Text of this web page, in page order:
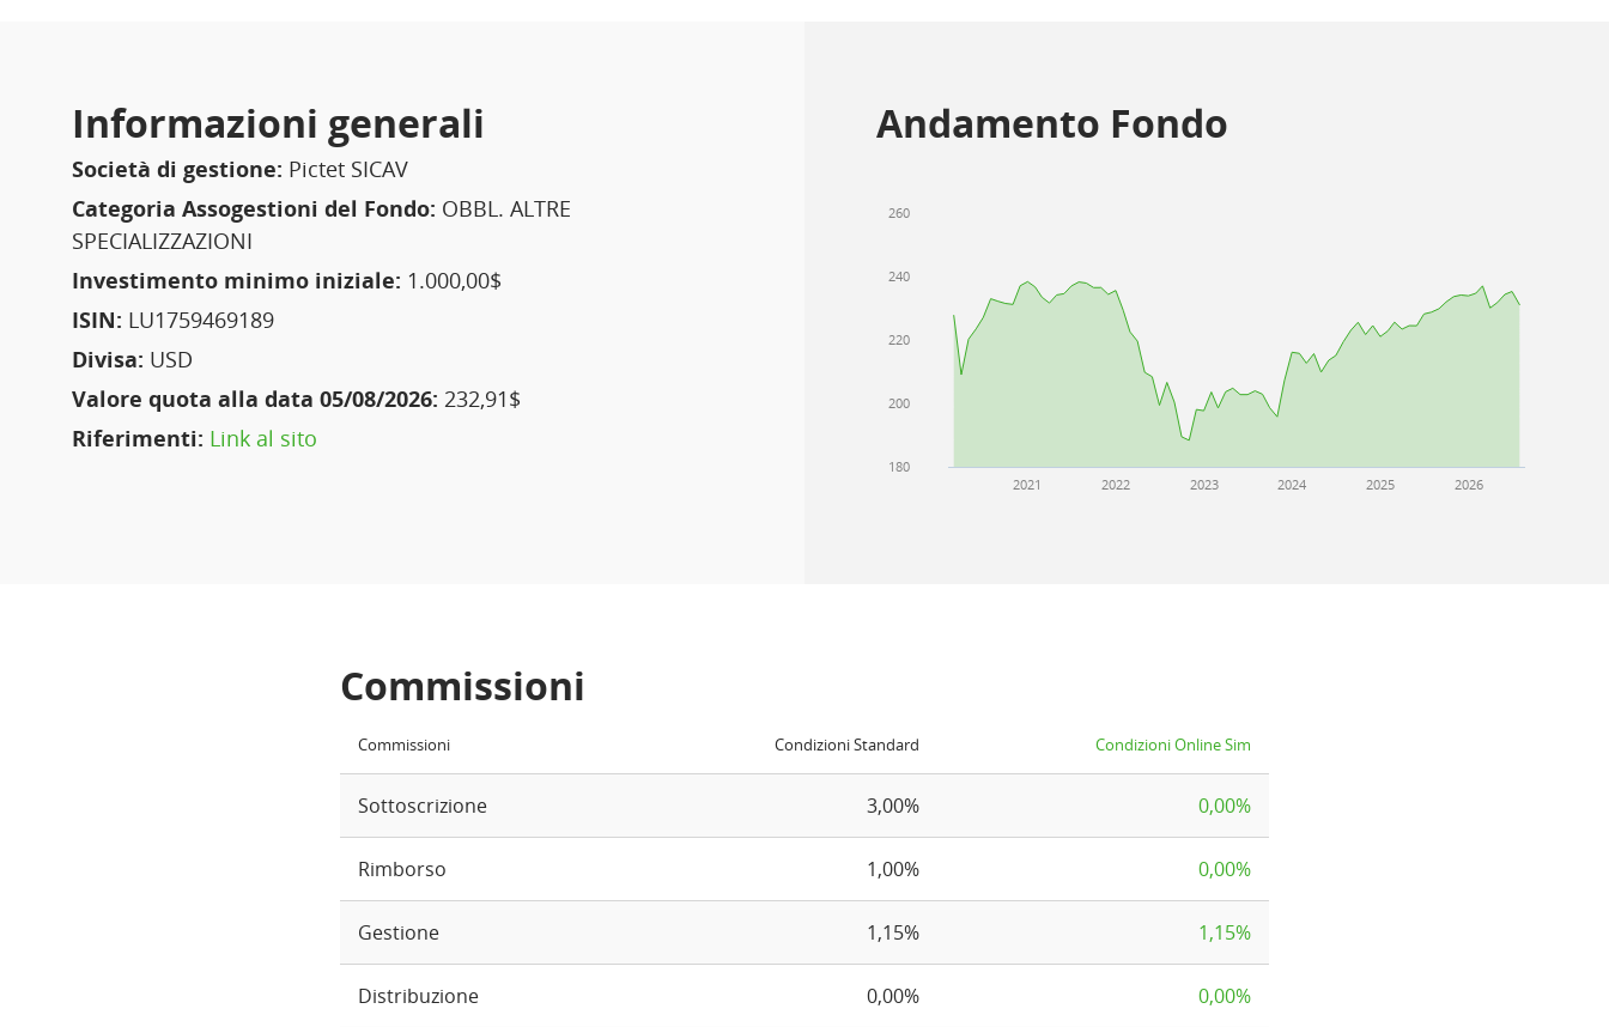
Informazioni generali
Società di gestione: Pictet SICAV
Categoria Assogestioni del Fondo: OBBL. ALTRE
SPECIALIZZAZIONI
Investimento minimo iniziale: 1.000,00$
ISIN: LU1759469189
Divisa: USD
Valore quota alla data 05/08/2026: 232,91$
Riferimenti: Link al sito
Andamento Fondo
2021 2022 2023 2024 2025 2026
180
200
220
240
260
Commissioni
Commissioni Condizioni Standard Condizioni Online Sim
Sottoscrizione 3,00% 0,00%
Rimborso 1,00% 0,00%
Gestione 1,15% 1,15%
Distribuzione 0,00% 0,00%